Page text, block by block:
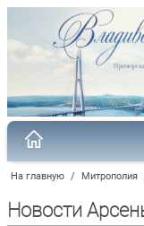
На главную / Митрополия
Новости